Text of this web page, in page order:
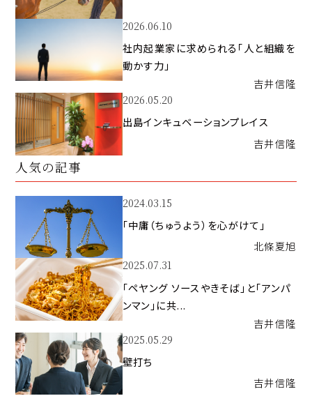
2026.06.10
社内起業家に求められる「人と組織を
動かす力」
吉井信隆
2026.05.20
出島インキュベーションプレイス
吉井信隆
人気の記事
2024.03.15
「中庸（ちゅうよう）を心がけて」
北條夏旭
2025.07.31
「ペヤング ソースやきそば」と「アンパ
ンマン」に共...
吉井信隆
2025.05.29
壁打ち
吉井信隆